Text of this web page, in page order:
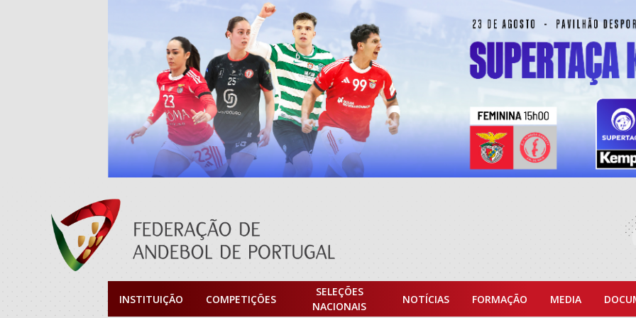
INSTITUIÇÃO COMPETIÇÕES
SELEÇÕES
NACIONAIS
NOTÍCIAS FORMAÇÃO MEDIA